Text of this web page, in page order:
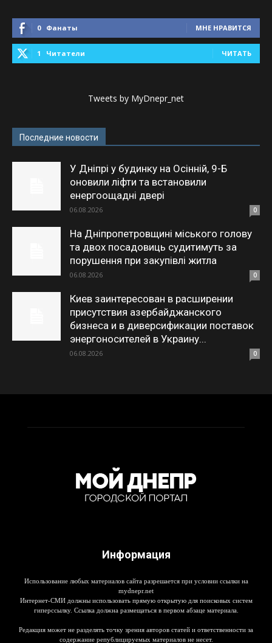
0 Фанаты МНЕ НРАВИТСЯ
1 Читатели ЧИТАТЬ
Tweets by MyDnepr_net
Последние новости
У Дніпрі у будинку на Осінній, 9-Б
оновили ліфти та встановили
енергоощадні двері
06.08.2026 0
На Дніпропетровщині міського голову
та двох посадовиць судитимуть за
порушення при закупівлі житла
06.08.2026 0
Киев заинтересован в расширении
присутствия азербайджанского
бизнеса и в диверсификации поставок
энергоносителей в Украину...
06.08.2026 0
Информация
Использование любых материалов сайта разрешается при условии ссылки на
mydnepr.net
Интернет-СМИ должны использовать прямую открытую для поисковых систем
гиперссылку. Ссылка должна размещаться в первом абзаце материала.
Редакция может не разделять точку зрения авторов статей и ответственности за
содержание републицируемых материалов не несет.